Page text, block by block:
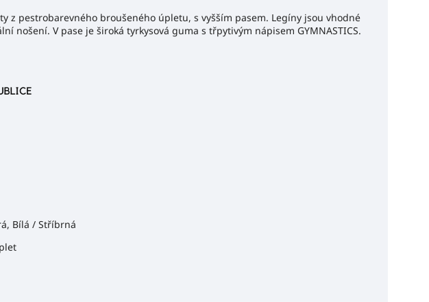
z pestrobarevného broušeného úpletu, s vyšším pasem. Legíny jsou vhodné
nošení. V pase je široká tyrkysová guma s třpytivým nápisem GYMNASTICS.
Bílá / Stříbrná